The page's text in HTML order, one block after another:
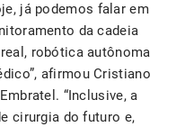
já podemos falar em
da cadeia
robótica autônoma
afirmou Cristiano
“Inclusive, a
cirurgia do futuro e,